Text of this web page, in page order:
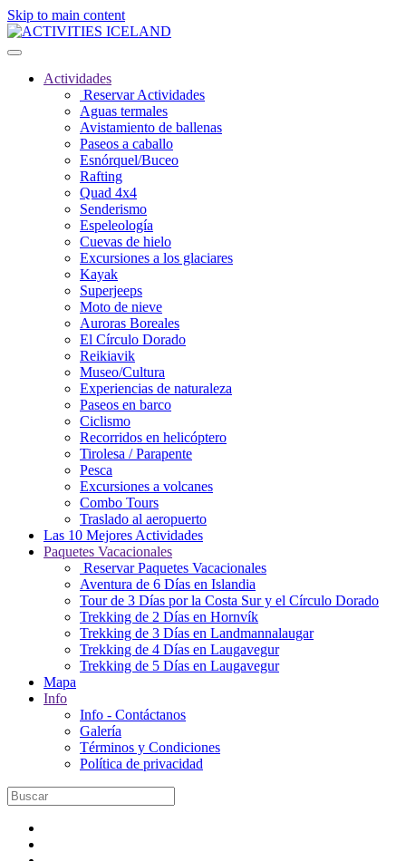
Skip to main content
Actividades
Reservar Actividades
Aguas termales
Avistamiento de ballenas
Paseos a caballo
Esnórquel/Buceo
Rafting
Quad 4x4
Senderismo
Espeleología
Cuevas de hielo
Excursiones a los glaciares
Kayak
Superjeeps
Moto de nieve
Auroras Boreales
El Círculo Dorado
Reikiavik
Museo/Cultura
Experiencias de naturaleza
Paseos en barco
Ciclismo
Recorridos en helicóptero
Tirolesa / Parapente
Pesca
Excursiones a volcanes
Combo Tours
Traslado al aeropuerto
Las 10 Mejores Actividades
Paquetes Vacacionales
Reservar Paquetes Vacacionales
Aventura de 6 Días en Islandia
Tour de 3 Días por la Costa Sur y el Círculo Dorado
Trekking de 2 Días en Hornvík
Trekking de 3 Días en Landmannalaugar
Trekking de 4 Días en Laugavegur
Trekking de 5 Días en Laugavegur
Mapa
Info
Info - Contáctanos
Galería
Términos y Condiciones
Política de privacidad